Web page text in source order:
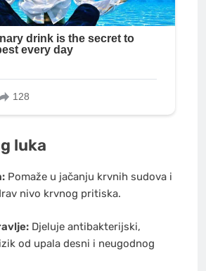
luka
Pomaže u jačanju krvnih sudova i
nivo krvnog pritiska.
Djeluje antibakterijski,
od upala desni i neugodnog